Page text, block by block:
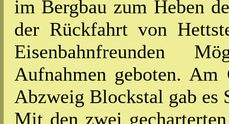
im Bergbau zum Heben
der Rückfahrt von
Eisenbahnfreunden
Aufnahmen geboten. Am
Abzweig Blockstal gab es
Mit den zwei